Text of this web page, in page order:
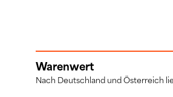
Warenwert
Nach Deutschland und Österreich